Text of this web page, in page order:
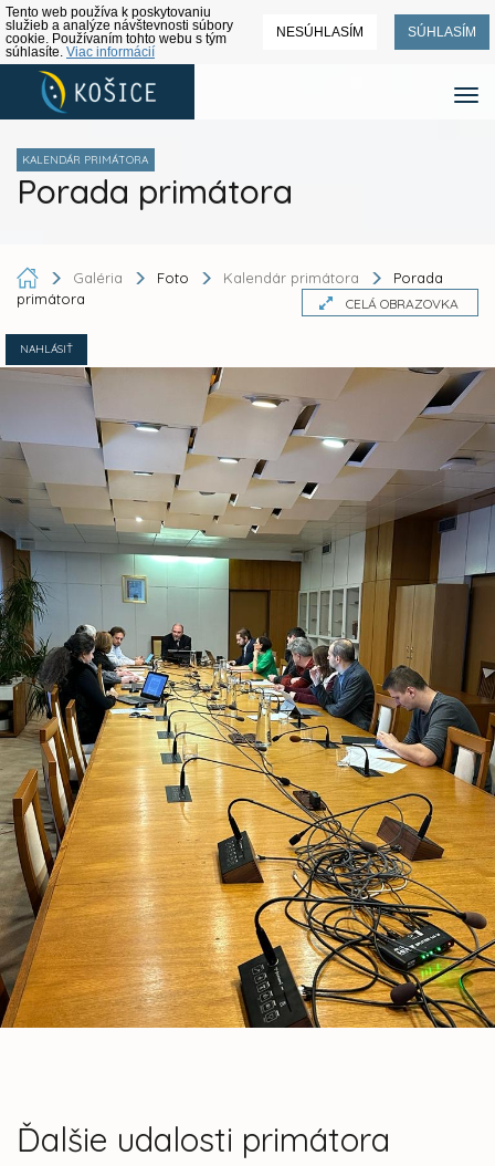
Tento web používa k poskytovaniu
služieb a analýze návštevnosti súbory
cookie. Používaním tohto webu s tým
súhlasíte. Viac informácií
NESÚHLASÍM SÚHLASÍM
KALENDÁR PRIMÁTORA
Porada primátora
Galéria Foto Kalendár primátora
Porada
primátora
CELÁ OBRAZOVKA
NAHLÁSIŤ
Ďalšie udalosti primátora